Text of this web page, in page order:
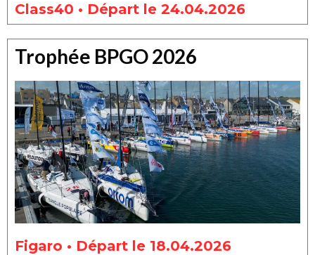
Class40 • Départ le 24.04.2026
Trophée BPGO 2026
Figaro • Départ le 18.04.2026